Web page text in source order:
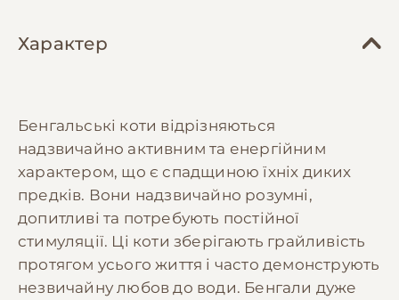
вас не стали сюрпризом их энергия и
бенгальский кот.
​Пишите в сообщения (на звонок не всегда
могу ответить) - отвечу на вопросы и вышлю
свежие фото/видео конкретных мальчиков и
девочек!
Характер
Бенгальські коти відрізняються
надзвичайно активним та енергійним
характером, що є спадщиною їхніх диких
предків. Вони надзвичайно розумні,
допитливі та потребують постійної
стимуляції. Ці коти зберігають грайливість
протягом усього життя і часто демонструють
незвичайну любов до води. Бенгали дуже